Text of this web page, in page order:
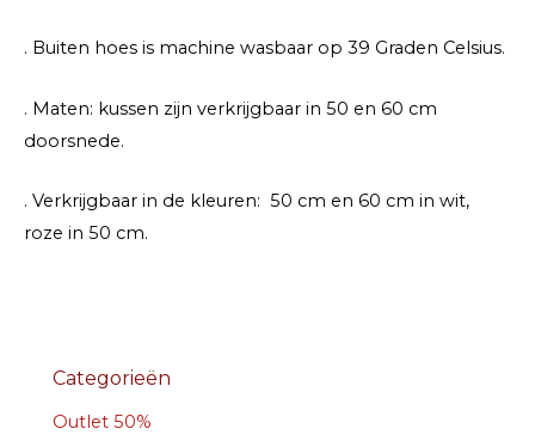
. Buiten hoes is machine wasbaar op 39 Graden Celsius.
. Maten: kussen zijn verkrijgbaar in 50 en 60 cm
doorsnede.
. Verkrijgbaar in de kleuren: 50 cm en 60 cm in wit,
roze in 50 cm.
Categorieën
Outlet 50%